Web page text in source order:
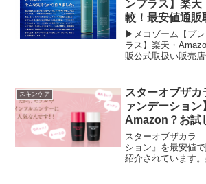
ンプラス】楽
較！最安値通販
《本気のシミ対
▶メコゾーム【プ
ラス】楽天・
販公式取扱い販売
スメランキング1位
【プレミアムロ...
スキンケア
スターオブザカ
ァンデーション
Amazon？お試
ら！
スターオブザカラ─
ション』を最安値
紹介されています